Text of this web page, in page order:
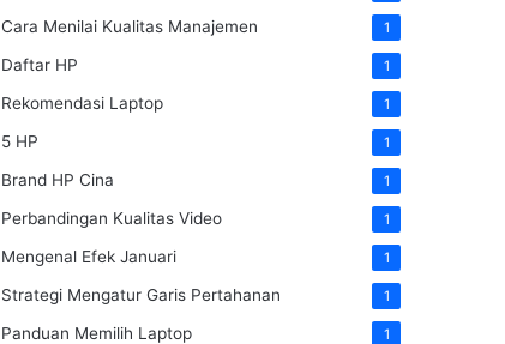
Cara Menilai Kualitas Manajemen 1
Daftar HP 1
Rekomendasi Laptop 1
5 HP 1
Brand HP Cina 1
Perbandingan Kualitas Video 1
Mengenal Efek Januari 1
Strategi Mengatur Garis Pertahanan 1
Panduan Memilih Laptop 1